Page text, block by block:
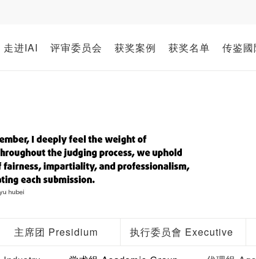
走进IAI 评审委员会 获奖案例 获奖名单 传鉴
主席团 Presidium 执行委员會 Executive